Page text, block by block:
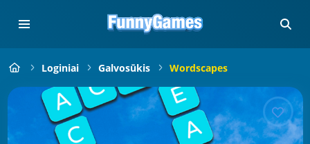
Loginiai Galvosūkis Wordscapes